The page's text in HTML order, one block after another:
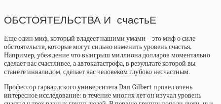
ОБСТОЯТЕЛЬСТВА И счастьЕ
Еще один миф, который владеет нашими умами – это миф о силе
обстоятельств, которые могут сильно изменить уровень счастья.
Например, убеждение что выигрыш миллиона долларов моментально
сделает вас счастливее, а автокатастрофа, в результате которой вы
станете инвалидом, сделает вас человеком глубоко несчастным.
Профессор гарвардского университета Dan Gilbert провел очень
интересное исследование: в течение многих лет он изучал уровень